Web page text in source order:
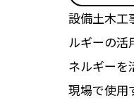
設備土木工
ルギーの活
ネルギーを
現場で使用